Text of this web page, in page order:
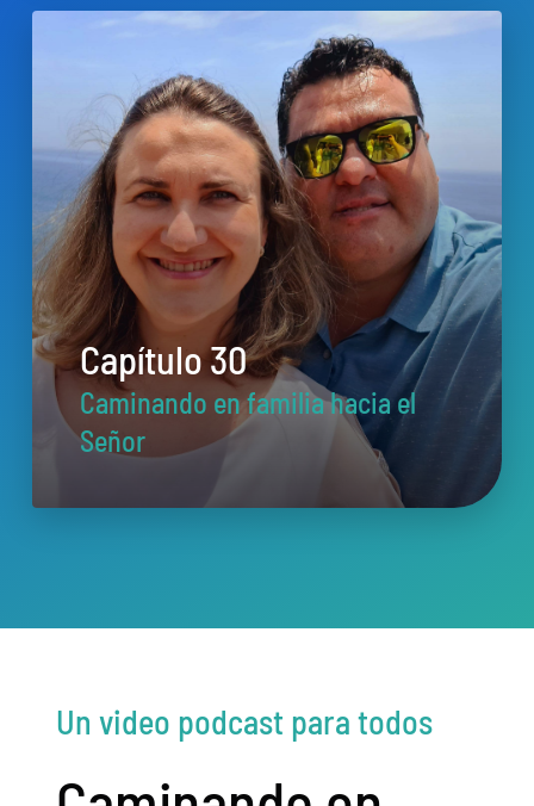
Capítulo 30
Caminando en familia hacia el
Señor
Un video podcast para todos